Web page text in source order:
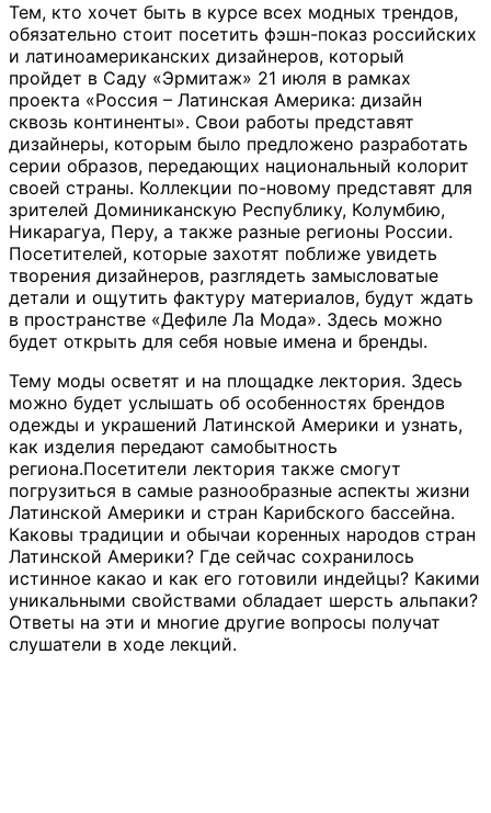
Тем, кто хочет быть в курсе всех модных трендов,
обязательно стоит посетить фэшн-показ российских
и латиноамериканских дизайнеров, который
пройдет в Саду «Эрмитаж» 21 июля в рамках
проекта «Россия – Латинская Америка: дизайн
сквозь континенты». Свои работы представят
дизайнеры, которым было предложено разработать
серии образов, передающих национальный колорит
своей страны. Коллекции по-новому представят для
зрителей Доминиканскую Республику, Колумбию,
Никарагуа, Перу, а также разные регионы России.
Посетителей, которые захотят поближе увидеть
творения дизайнеров, разглядеть замысловатые
детали и ощутить фактуру материалов, будут ждать
в пространстве «Дефиле Ла Мода». Здесь можно
будет открыть для себя новые имена и бренды.
Тему моды осветят и на площадке лектория. Здесь
можно будет услышать об особенностях брендов
одежды и украшений Латинской Америки и узнать,
как изделия передают самобытность
региона.Посетители лектория также смогут
погрузиться в самые разнообразные аспекты жизни
Латинской Америки и стран Карибского бассейна.
Каковы традиции и обычаи коренных народов стран
Латинской Америки? Где сейчас сохранилось
истинное какао и как его готовили индейцы? Какими
уникальными свойствами обладает шерсть альпаки?
Ответы на эти и многие другие вопросы получат
слушатели в ходе лекций.